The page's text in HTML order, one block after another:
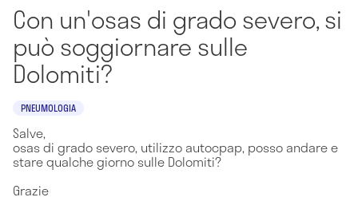
Con un'osas di grado severo, si
può soggiornare sulle
Dolomiti?
PNEUMOLOGIA
Salve,
osas di grado severo, utilizzo autocpap, posso andare e
stare qualche giorno sulle Dolomiti?
Grazie